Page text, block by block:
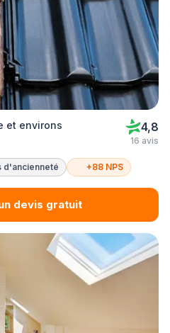
et environs 4,8
16 avis
d'ancienneté +88 NPS
devis gratuit